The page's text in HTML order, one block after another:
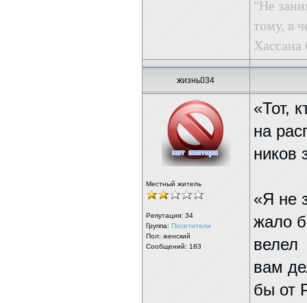
"Не
тому, в
жизнь034
Местный житель
Репутация: 34
Группа: Посетители
Пол: женский
Сообщений: 183
«Тот,
на
ников
«Я не
жало
велел
вам
бы от